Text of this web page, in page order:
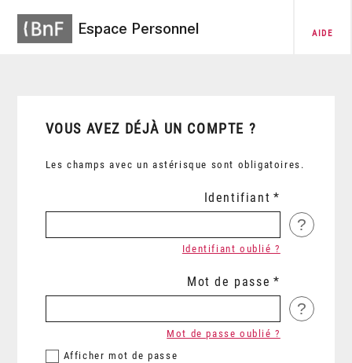
Espace Personnel AIDE
VOUS AVEZ DÉJÀ UN COMPTE ?
Les champs avec un astérisque sont obligatoires.
Identifiant
?
Identifiant oublié ?
Mot de passe
?
Afficher mot de passe
Mot de passe oublié ?